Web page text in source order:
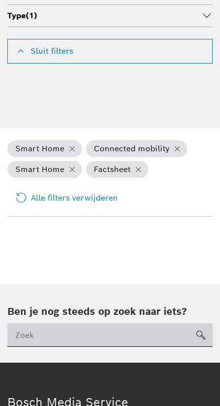
Type(1)
Sluit filters
Smart Home
Connected mobility
Smart Home
Factsheet
Alle filters verwijderen
Ben je nog steeds op zoek naar iets?
Bosch Media Service